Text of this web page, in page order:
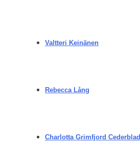
Valtteri Keinänen
Rebecca Lång
Charlotta Grimfjord Cederblad